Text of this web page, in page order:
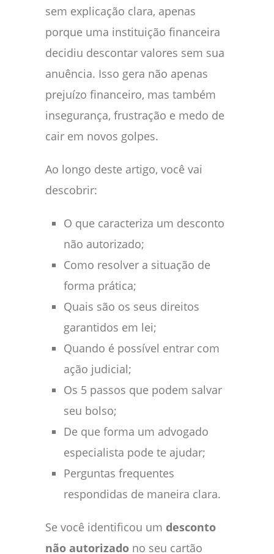
sem explicação clara, apenas
porque uma instituição financeira
decidiu descontar valores sem sua
anuência. Isso gera não apenas
prejuízo financeiro, mas também
insegurança, frustração e medo de
cair em novos golpes.
Ao longo deste artigo, você vai
descobrir:
O que caracteriza um desconto
não autorizado;
Como resolver a situação de
forma prática;
Quais são os seus direitos
garantidos em lei;
Quando é possível entrar com
ação judicial;
Os 5 passos que podem salvar
seu bolso;
De que forma um advogado
especialista pode te ajudar;
Perguntas frequentes
respondidas de maneira clara.
Se você identificou um desconto
não autorizado no seu cartão